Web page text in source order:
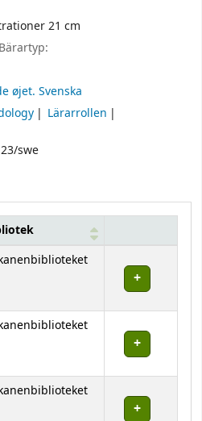
21 cm
Bärartyp:
øjet. Svenska
Lärarrollen
swe